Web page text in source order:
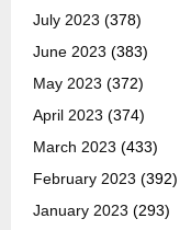
July 2023 (378)
June 2023 (383)
May 2023 (372)
April 2023 (374)
March 2023 (433)
February 2023 (392)
January 2023 (293)